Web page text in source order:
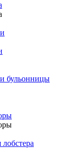
бульонницы